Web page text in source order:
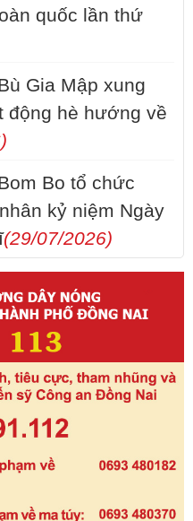
quốc lần thứ
Gia Mập xung
động hè hướng về
Bo tổ chức
kỷ niệm Ngày
(29/07/2026)